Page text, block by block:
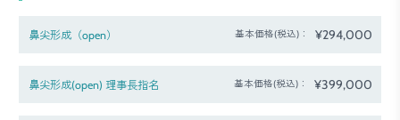
鼻尖形成（open） 基本価格(税込)： ¥294,000
鼻尖形成(open) 理事長指名 基本価格(税込)： ¥399,000